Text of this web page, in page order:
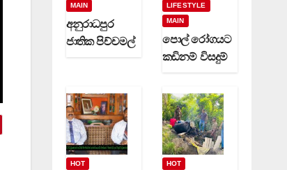
MAIN
අනුරාධපුර
ජාතික පිච්චමල්
ගමන් වාර
කිහිපයක්
ධාවනයට…
LIFESTYLE
MAIN
පොල් රෝගයට
කඩිනම් විසදුම්
රක්ෂණාවරණ
යක් (video)
HOT
HOT